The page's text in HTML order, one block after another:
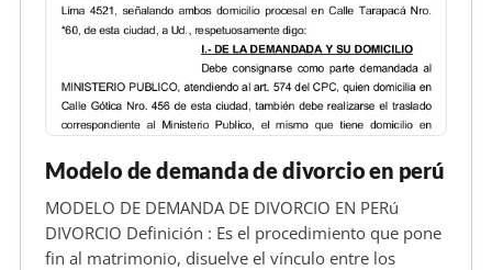
Modelo de demanda de divorcio en perú
MODELO DE DEMANDA DE DIVORCIO EN PERú
DIVORCIO Definición : Es el procedimiento que pone
fin al matrimonio, disuelve el vínculo entre los